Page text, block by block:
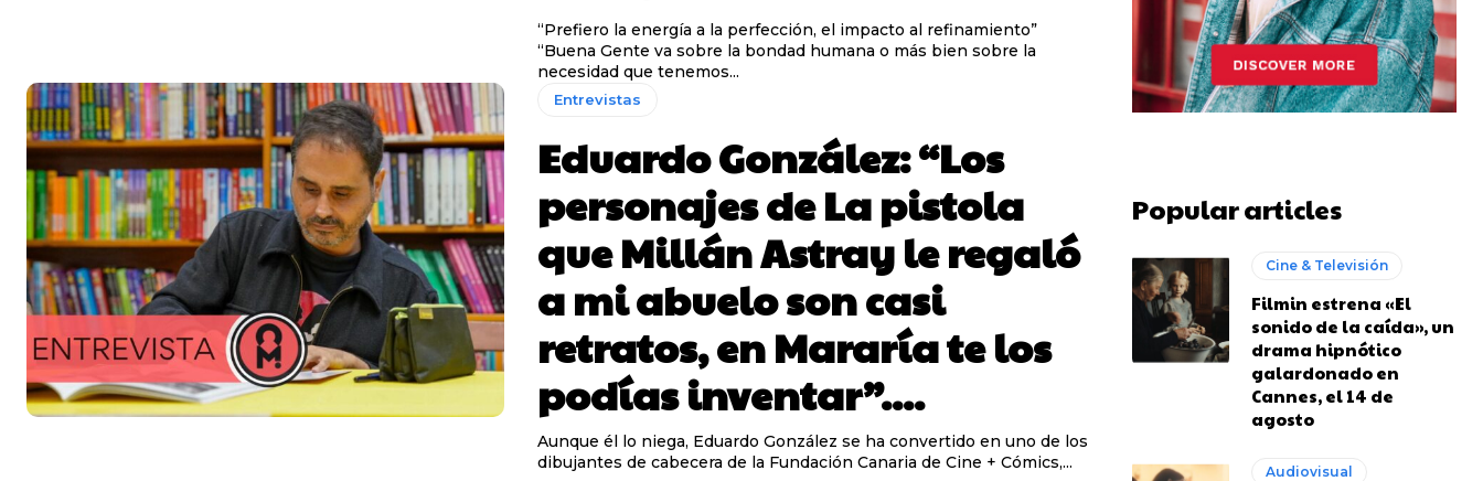
“Prefiero la energía a la perfección, el impacto al refinamiento”
“Buena Gente va sobre la bondad humana o más bien sobre la
necesidad que tenemos...
Entrevistas
Eduardo González: “Los
personajes de La pistola
que Millán Astray le regaló
a mi abuelo son casi
retratos, en Mararía te los
podías inventar”....
Aunque él lo niega, Eduardo González se ha convertido en uno de los
dibujantes de cabecera de la Fundación Canaria de Cine + Cómics,...
Popular articles
Cine & Televisión
Filmin estrena «El
sonido de la caída», un
drama hipnótico
galardonado en
Cannes, el 14 de
agosto
Audiovisual